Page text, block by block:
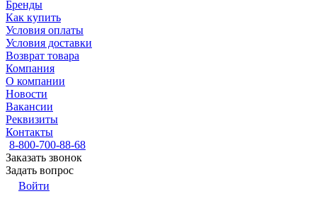
Бренды
Как купить
Условия оплаты
Условия доставки
Возврат товара
Компания
О компании
Новости
Вакансии
Реквизиты
Контакты
8-800-700-88-68
Заказать звонок
Задать вопрос
Войти